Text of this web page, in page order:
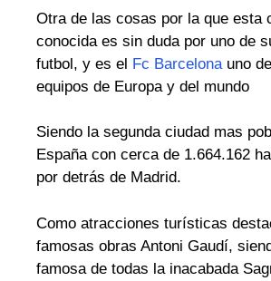
Otra de las cosas por la que esta
conocida es sin duda por uno de
futbol, y es el Fc Barcelonauno
equipos de Europa y del mundo
Siendo la segunda ciudad mas
España con cerca de 1.664.162
por detrás de Madrid.
Como atracciones turísticas
famosas obras Antoni Gaudí,
famosa de todas la inacabada